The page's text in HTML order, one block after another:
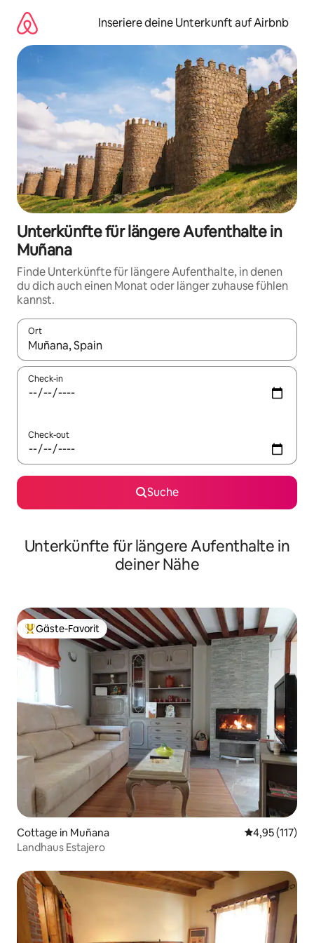
Inhalten
springen
Inseriere deine Unterkunft auf Airbnb
Unterkünfte für längere Aufenthalte in
Muñana
Finde Unterkünfte für längere Aufenthalte, in denen
du dich auch einen Monat oder länger zuhause fühlen
kannst.
Ort
Wenn Ergebnisse verfügbar sind, navigiere mit den
Check-in
Check-out
Suche
Unterkünfte für längere Aufenthalte in
deiner Nähe
Beliebter Gäste-Favorit.
Gäste-Favorit
Cottage in Muñana
4,95 (117)
Landhaus Estajero